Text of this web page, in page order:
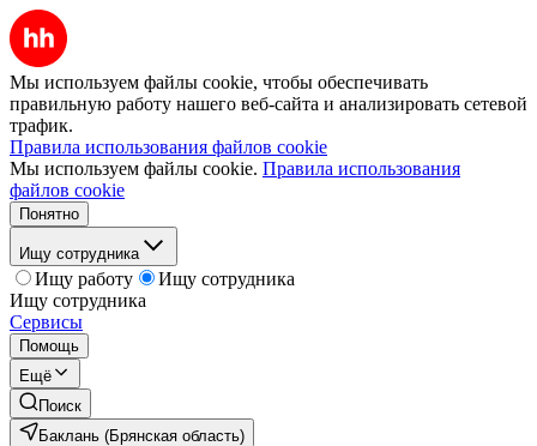
Мы используем файлы cookie, чтобы обеспечивать
правильную работу нашего веб-сайта и анализировать сетевой
трафик.
Правила использования файлов cookie
Мы используем файлы cookie. Правила использования
файлов cookie
Понятно
Ищу сотрудника
Ищу работу
Ищу сотрудника
Ищу сотрудника
Сервисы
Помощь
Ещё
Поиск
Баклань (Брянская область)